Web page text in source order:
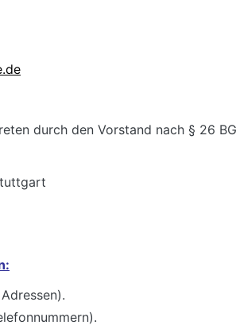
durch den Vorstand nach § 26